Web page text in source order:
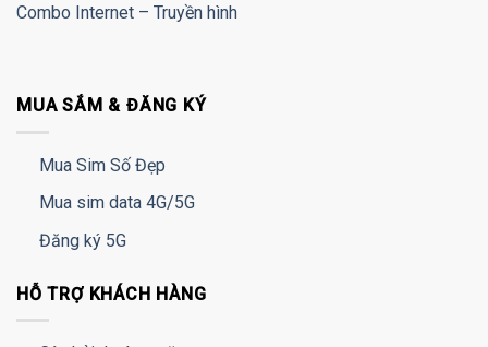
Combo Internet – Truyền hình
MUA SẮM & ĐĂNG KÝ
Mua Sim Số Đẹp
Mua sim data 4G/5G
Đăng ký 5G
HỖ TRỢ KHÁCH HÀNG